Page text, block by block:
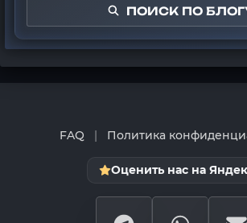
ПОИСК ПО
FAQ | Политика
Оценить нас на